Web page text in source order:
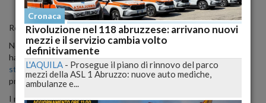
Rende noto il comnando dei carabineri di Pescara:
Nel pomeriggio di ieri, i Carabinieri della Stazione di Pescara Scalo
hanno arrestato in flagranza, per il reato dispaccio di sostanze
stupefacenti,Clivio Andrea26enne di Spoltore (PE), con
precedenti di polizia.
I militari, nel corso di un servizio finalizzato al contrasto dello
Cronaca
Rivoluzione nel 118 abruzzese: arrivano nuovi
mezzi e il servizio cambia volto
definitivamente
L'AQUILA - Prosegue il piano di rinnovo del parco
mezzi della ASL 1 Abruzzo: nuove auto mediche,
ambulanze e...